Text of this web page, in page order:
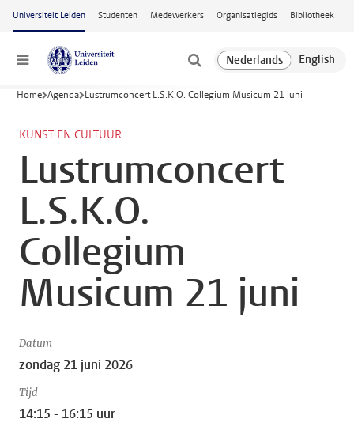
Ga naar hoofdinhoud
Universiteit Leiden Studenten Medewerkers Organisatiegids Bibliotheek
Menu
Home Agenda Lustrumconcert L.S.K.O. Collegium Musicum 21 juni
KUNST EN CULTUUR
Lustrumconcert
L.S.K.O.
Collegium
Musicum 21 juni
Datum
zondag 21 juni 2026
Tijd
14:15 - 16:15 uur